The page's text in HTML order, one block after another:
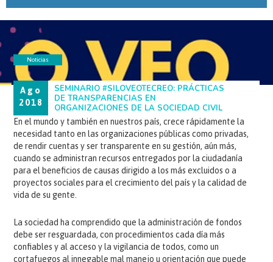
SEMINARIO
Noticias
Ago
2018
SEMINARIO #SILOVEOTECREO: PRÁCTICAS
DE TRANSPARENCIAS EN
ORGANIZACIONES DE LA SOCIEDAD CIVIL
En el mundo y también en nuestros país, crece rápidamente la
necesidad tanto en las organizaciones públicas como privadas,
de rendir cuentas y ser transparente en su gestión, aún más,
cuando se administran recursos entregados por la ciudadanía
para el beneficios de causas dirigido a los más excluidos o a
proyectos sociales para el crecimiento del país y la calidad de
vida de su gente.
La sociedad ha comprendido que la administración de fondos
debe ser resguardada, con procedimientos cada día más
confiables y al acceso y la vigilancia de todos, como un
cortafuegos al innegable mal manejo u orientación que puede